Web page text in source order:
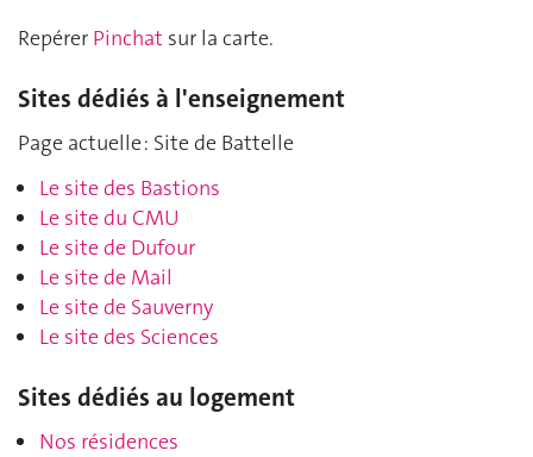
Repérer Pinchat sur la carte.
Sites dédiés à l'enseignement
Page actuelle : Site de Battelle
Le site des Bastions
Le site du CMU
Le site de Dufour
Le site de Mail
Le site de Sauverny
Le site des Sciences
Sites dédiés au logement
Nos résidences